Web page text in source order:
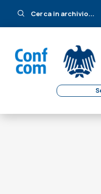
Cerca in archivio...